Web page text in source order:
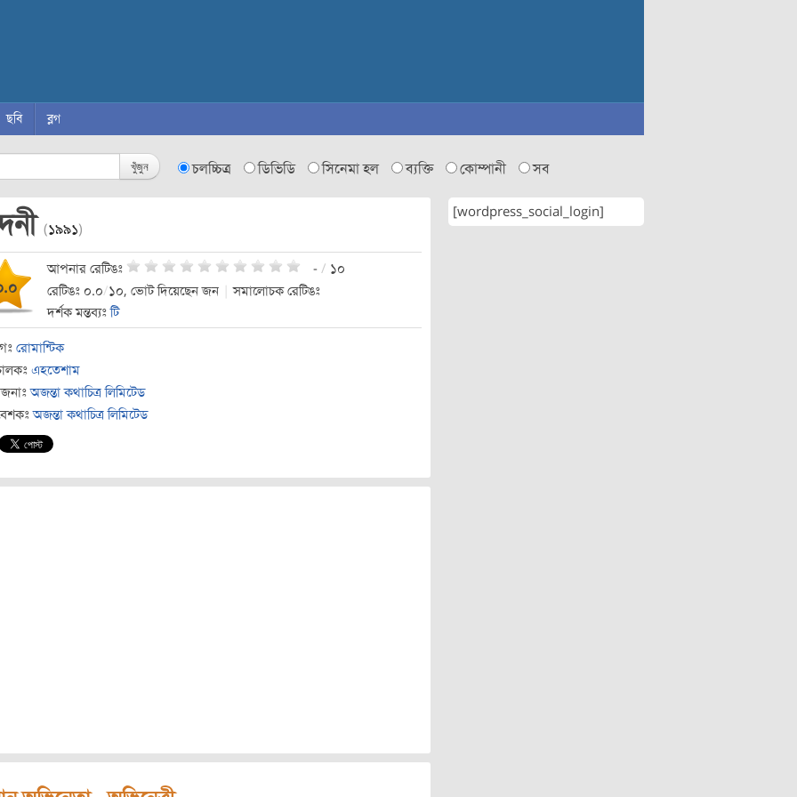
ছবি ব্লগ
খুঁজুন চলচ্চিত্র ডিভিডি সিনেমা হল ব্যক্তি কোম্পানী সব
(১৯৯১)
আপনার রেটিঙঃ - / ১০
রেটিঙঃ ০.০/১০, ভোট দিয়েছেন জন
সমালোচক রেটিঙঃ
দর্শক মন্তব্যঃটি
রোমান্টিক
এহতেশাম
অজন্তা কথাচিত্র লিমিটেড
অজন্তা কথাচিত্র লিমিটেড
[wordpress_social_login]